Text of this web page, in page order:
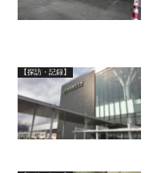
【探訪・記録】